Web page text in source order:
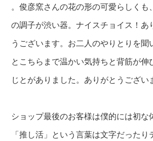
。俊彦窯さんの花の形の可愛らしくも
の調子が渋い器。ナイスチョイス！あ
うございます。お二人のやりとりを聞
とこちらまで温かい気持ちと背筋が伸
じとがありました。ありがとうござい
ショップ最後のお客様は僕的には初な
「推し活」という言葉は文字だったり